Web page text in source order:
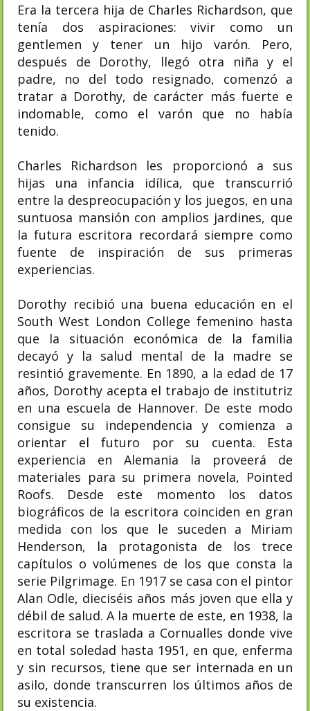
Era la tercera hija de Charles Richardson, que
tenía dos aspiraciones: vivir como un
gentlemen y tener un hijo varón. Pero,
después de Dorothy, llegó otra niña y el
padre, no del todo resignado, comenzó a
tratar a Dorothy, de carácter más fuerte e
indomable, como el varón que no había
tenido.
Charles Richardson les proporcionó a sus
hijas una infancia idílica, que transcurrió
entre la despreocupación y los juegos, en una
suntuosa mansión con amplios jardines, que
la futura escritora recordará siempre como
fuente de inspiración de sus primeras
experiencias.
Dorothy recibió una buena educación en el
South West London College femenino hasta
que la situación económica de la familia
decayó y la salud mental de la madre se
resintió gravemente. En 1890, a la edad de 17
años, Dorothy acepta el trabajo de institutriz
en una escuela de Hannover. De este modo
consigue su independencia y comienza a
orientar el futuro por su cuenta. Esta
experiencia en Alemania la proveerá de
materiales para su primera novela, Pointed
Roofs. Desde este momento los datos
biográficos de la escritora coinciden en gran
medida con los que le suceden a Miriam
Henderson, la protagonista de los trece
capítulos o volúmenes de los que consta la
serie Pilgrimage. En 1917 se casa con el pintor
Alan Odle, dieciséis años más joven que ella y
débil de salud. A la muerte de este, en 1938, la
escritora se traslada a Cornualles donde vive
en total soledad hasta 1951, en que, enferma
y sin recursos, tiene que ser internada en un
asilo, donde transcurren los últimos años de
su existencia.